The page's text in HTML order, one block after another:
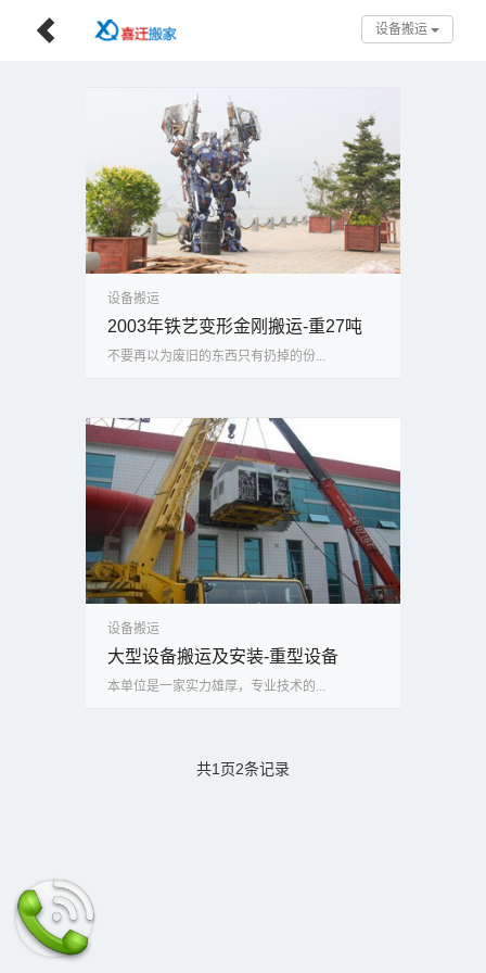
设备搬运
设备搬运
2003年铁艺变形金刚搬运-重27吨
不要再以为废旧的东西只有扔掉的份...
设备搬运
大型设备搬运及安装-重型设备
本单位是一家实力雄厚，专业技术的...
共1页2条记录